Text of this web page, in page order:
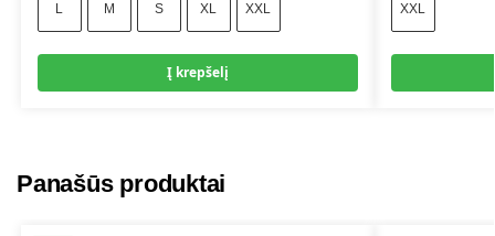
L M S XL XXL
A
n
Į krepšelį
XXL
A
Panašūs produktai